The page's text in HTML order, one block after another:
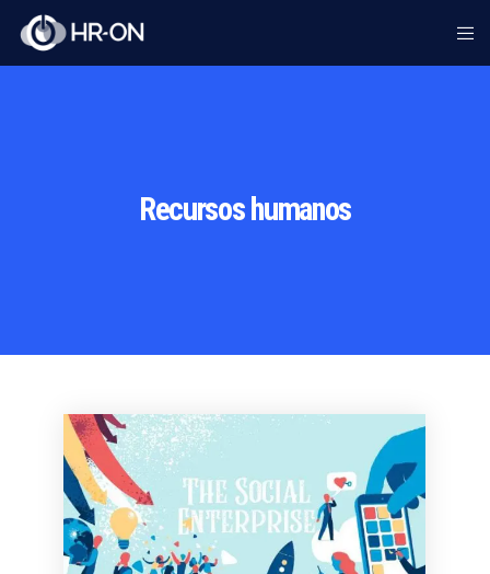
Recursos humanos